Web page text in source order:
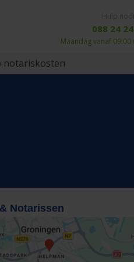
088 24
Maandag vanaf
notariskosten
Notarissen